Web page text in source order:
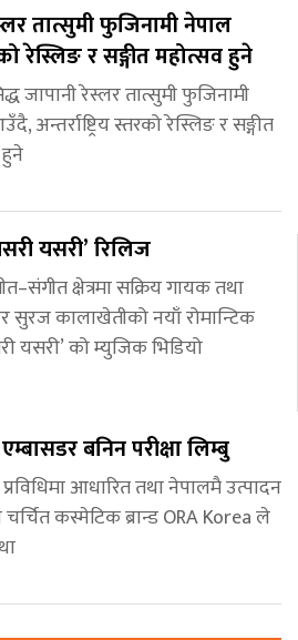
तात्सुमी फुजिनामी नेपाल
रेस्लिङ र सङ्गीत महोत्सव हुने
जापानी रेस्लर तात्सुमी फुजिनामी
अन्तर्राष्ट्रिय स्तरको रेस्लिङ र सङ्गीत
यसरी’ रिलिज
क्षेत्रमा सक्रिय गायक तथा
सुरज कालाखेतीको नयाँ रोमान्टिक
यसरी’ को म्युजिक भिडियो
बनिन परीक्षा लिम्बु
आधारित तथा नेपालमै उत्पादन
कस्मेटिक ब्रान्ड ORA Korea ले